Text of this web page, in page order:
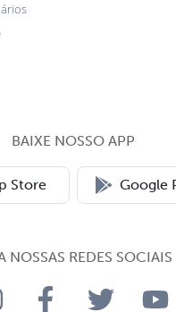
BAIXE NOSSO APP
Store Google
NOSSAS REDES SOCIAIS